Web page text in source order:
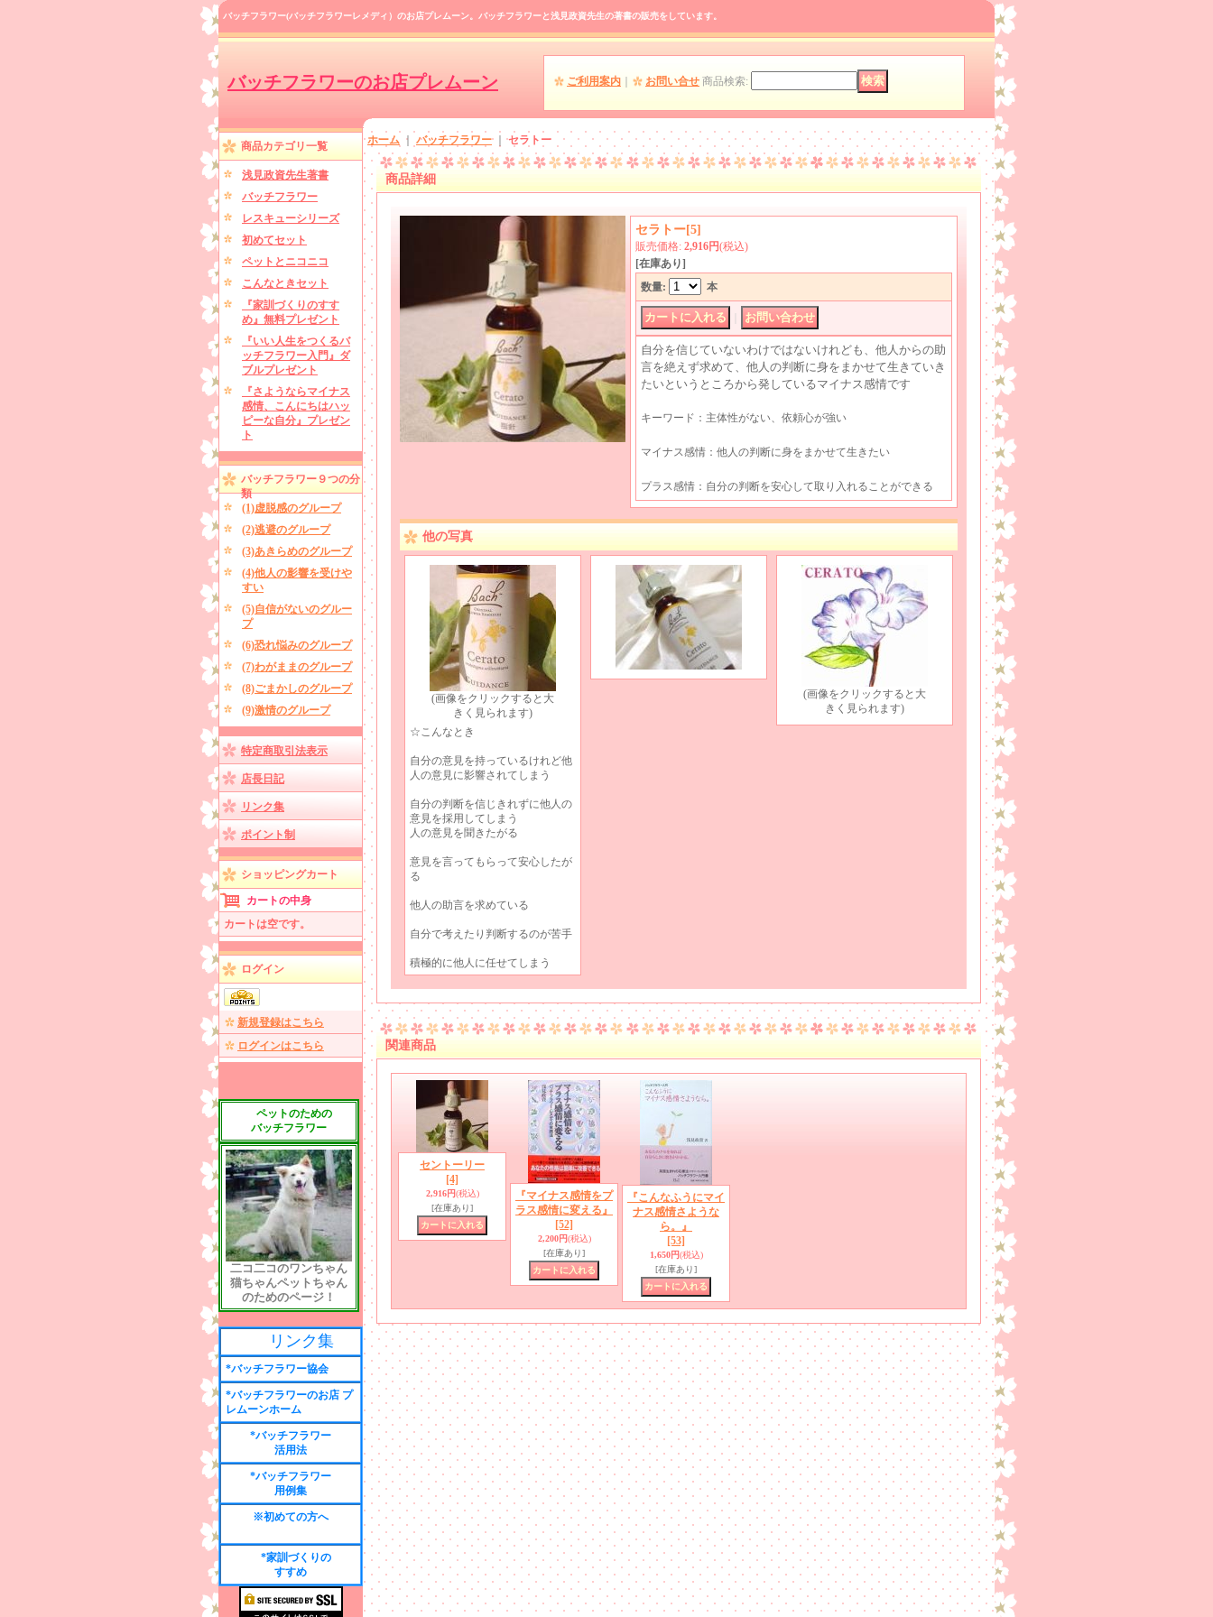
バッチフラワー(バッチフラワーレメディ）のお店プレムーン。バッチフラワーと浅見政資先生の著書の販売をしています。
バッチフラワーのお店プレムーン ご利用案内 お問い合せ 商品検索:
商品カテゴリ一覧
浅見政資先生著書
バッチフラワー
レスキューシリーズ
初めてセット
ペットとニコニコ
こんなときセット
『家訓づくりのすす
め』無料プレゼント
『いい人生をつくるバ
ッチフラワー入門』ダ
ブルプレゼント
『さようならマイナス
感情、こんにちはハッ
ピーな自分』プレゼン
ト
バッチフラワー９つの分
類
(1)虚脱感のグループ
(2)逃避のグループ
(3)あきらめのグループ
(4)他人の影響を受けや
すい
(5)自信がないのグルー
プ
(6)恐れ悩みのグループ
(7)わがままのグループ
(8)ごまかしのグループ
(9)激情のグループ
特定商取引法表示
店長日記
リンク集
ポイント制
ショッピングカート
カートの中身
カートは空です。
ログイン
新規登録はこちら
ログインはこちら
ペットのための
バッチフラワー
二コ二コのワンちゃん
猫ちゃんペットちゃん
のためのページ！
リンク集
*バッチフラワー協会
*バッチフラワーのお店 プ
レムーンホーム
*バッチフラワー
活用法
*バッチフラワー
用例集
※初めての方へ
*家訓づくりの
すすめ
ホーム ｜ バッチフラワー｜セラトー
商品詳細
セラトー[5]
販売価格: 2,916円(税込)
[在庫あり]
数量: 本
自分を信じていないわけではないけれども、他人からの助
言を絶えず求めて、他人の判断に身をまかせて生きていき
たいというところから発しているマイナス感情です
キーワード：主体性がない、依頼心が強い
マイナス感情：他人の判断に身をまかせて生きたい
プラス感情：自分の判断を安心して取り入れることができる
他の写真
(画像をクリックすると大
きく見られます)
☆こんなとき
自分の意見を持っているけれど他
人の意見に影響されてしまう
自分の判断を信じきれずに他人の
意見を採用してしまう
人の意見を聞きたがる
意見を言ってもらって安心したが
る
他人の助言を求めている
自分で考えたり判断するのが苦手
積極的に他人に任せてしまう
(画像をクリックすると大
きく見られます)
関連商品
セントーリー
[4]
2,916円(税込)
[在庫あり]
『マイナス感情をプ
ラス感情に変える』
[52]
2,200円(税込)
[在庫あり]
『こんなふうにマイ
ナス感情さような
ら。』
[53]
1,650円(税込)
[在庫あり]